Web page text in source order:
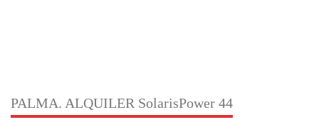
PALMA. ALQUILER SolarisPower 44